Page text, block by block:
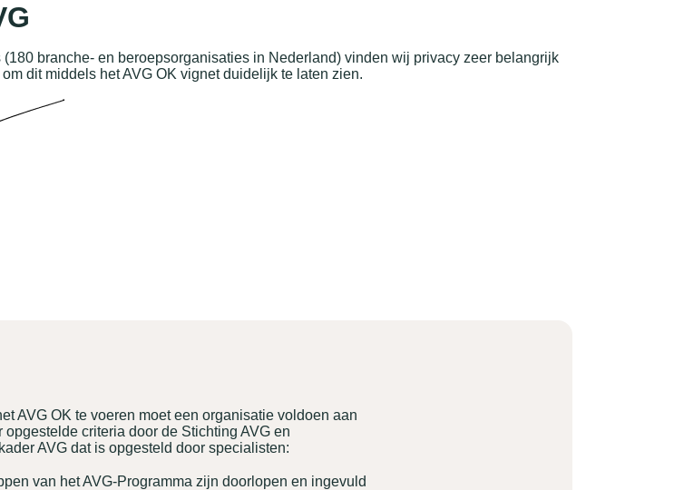
(180 branche- en beroepsorganisaties in Nederland) vinden wij privacy zeer belangrijk
dit middels het AVG OK vignet duidelijk te laten zien.
AVG OK te voeren moet een organisatie voldoen aan
opgestelde criteria door de Stichting AVG en
AVG dat is opgesteld door specialisten:
van het AVG-Programma zijn doorlopen en ingevuld